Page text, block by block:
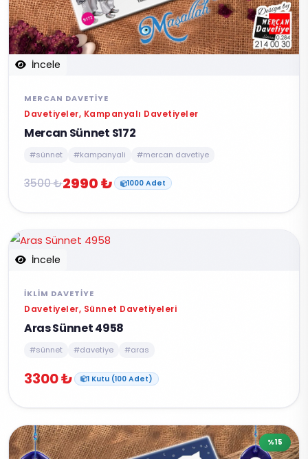
İncele
MERCAN DAVETIYE
Davetiyeler, Kampanyalı Davetiyeler
Mercan Sünnet S172
#sünnet #kampanyali #mercan davetiye
3500 ₺2990 ₺ 1000 Adet
İncele
İKLIM DAVETIYE
Davetiyeler, Sünnet Davetiyeleri
Aras Sünnet 4958
#sünnet #davetiye #aras
3300 ₺ 1 Kutu (100 Adet)
%15